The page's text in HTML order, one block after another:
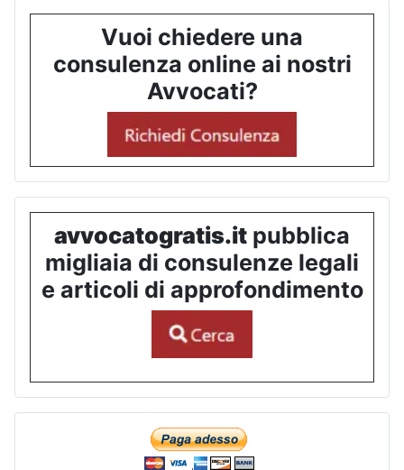
Vuoi chiedere una
consulenza online ai nostri
Avvocati?
avvocatogratis.it pubblica
migliaia di consulenze legali
e articoli di approfondimento